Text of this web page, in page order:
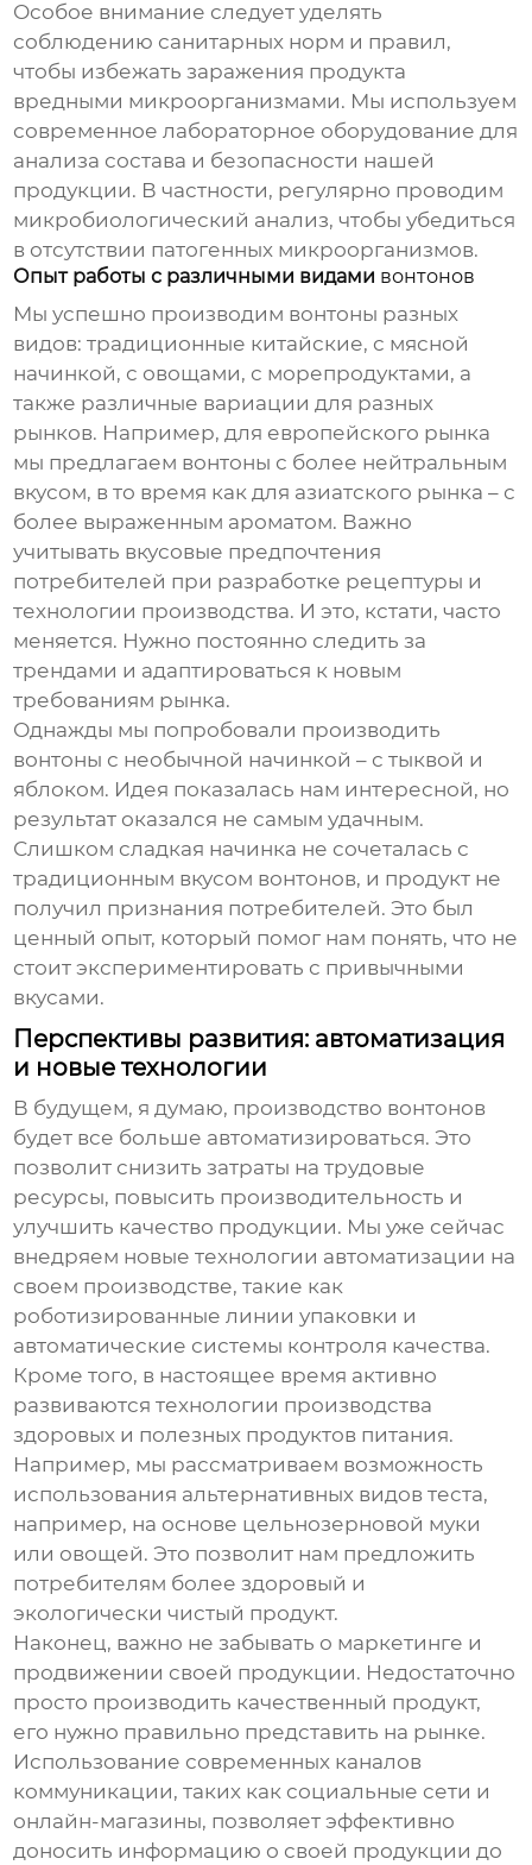
Особое внимание следует уделять
соблюдению санитарных норм и правил,
чтобы избежать заражения продукта
вредными микроорганизмами. Мы используем
современное лабораторное оборудование для
анализа состава и безопасности нашей
продукции. В частности, регулярно проводим
микробиологический анализ, чтобы убедиться
в отсутствии патогенных микроорганизмов.
Опыт работы с различными видами вонтонов
Мы успешно производим вонтоны разных
видов: традиционные китайские, с мясной
начинкой, с овощами, с морепродуктами, а
также различные вариации для разных
рынков. Например, для европейского рынка
мы предлагаем вонтоны с более нейтральным
вкусом, в то время как для азиатского рынка – с
более выраженным ароматом. Важно
учитывать вкусовые предпочтения
потребителей при разработке рецептуры и
технологии производства. И это, кстати, часто
меняется. Нужно постоянно следить за
трендами и адаптироваться к новым
требованиям рынка.
Однажды мы попробовали производить
вонтоны с необычной начинкой – с тыквой и
яблоком. Идея показалась нам интересной, но
результат оказался не самым удачным.
Слишком сладкая начинка не сочеталась с
традиционным вкусом вонтонов, и продукт не
получил признания потребителей. Это был
ценный опыт, который помог нам понять, что не
стоит экспериментировать с привычными
вкусами.
Перспективы развития: автоматизация
и новые технологии
В будущем, я думаю, производство вонтонов
будет все больше автоматизироваться. Это
позволит снизить затраты на трудовые
ресурсы, повысить производительность и
улучшить качество продукции. Мы уже сейчас
внедряем новые технологии автоматизации на
своем производстве, такие как
роботизированные линии упаковки и
автоматические системы контроля качества.
Кроме того, в настоящее время активно
развиваются технологии производства
здоровых и полезных продуктов питания.
Например, мы рассматриваем возможность
использования альтернативных видов теста,
например, на основе цельнозерновой муки
или овощей. Это позволит нам предложить
потребителям более здоровый и
экологически чистый продукт.
Наконец, важно не забывать о маркетинге и
продвижении своей продукции. Недостаточно
просто производить качественный продукт,
его нужно правильно представить на рынке.
Использование современных каналов
коммуникации, таких как социальные сети и
онлайн-магазины, позволяет эффективно
доносить информацию о своей продукции до